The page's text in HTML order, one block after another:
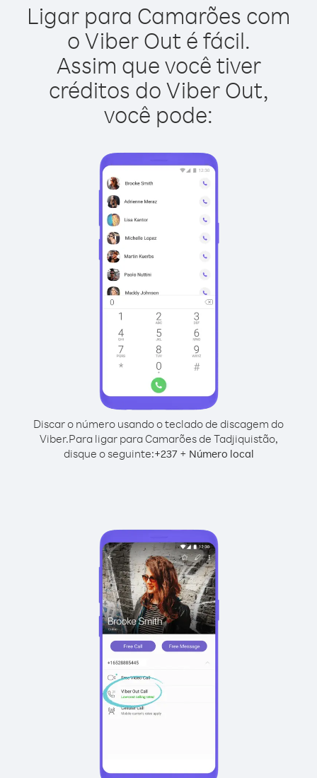
Ligar para Camarões com
o Viber Out é fácil.
Assim que você tiver
créditos do Viber Out,
você pode:
Discar o número usando o teclado de discagem do
Viber.Para ligar para Camarões de Tadjiquistão,
disque o seguinte:+237+ Número local